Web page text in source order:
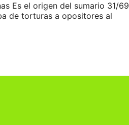
Es el origen del sumario 31/69
de torturas a opositores al